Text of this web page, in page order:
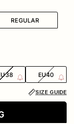
REGULAR
EU40
SIZE GUIDE